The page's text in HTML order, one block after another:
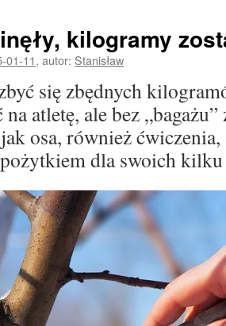
kilogramy
01-11, autor: Stanisław
się zbędnych
atletę, ale bez
osa, również
dla swoich kilku